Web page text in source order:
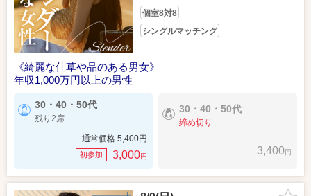
個室8対8
シングルマッチング
《綺麗な仕草や品のある男女》
年収1,000万円以上の男性
30・40・50代
残り2席
通常価格 5,400円
初参加 3,000円
30・40・50代
締め切り
3,400円